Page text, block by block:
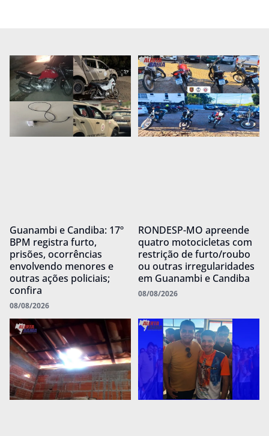
Guanambi e Candiba: 17º
BPM registra furto,
prisões, ocorrências
envolvendo menores e
outras ações policiais;
confira
08/08/2026
RONDESP-MO apreende
quatro motocicletas com
restrição de furto/roubo
ou outras irregularidades
em Guanambi e Candiba
08/08/2026